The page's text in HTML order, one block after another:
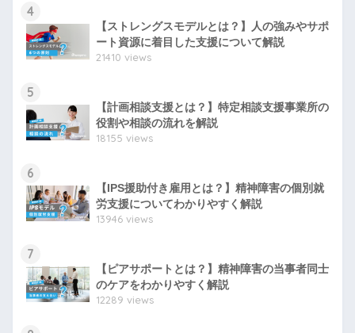
4
【ストレングスモデルとは？】人の強みやサポ
ート資源に着目した支援について解説
21410 views
5
【計画相談支援とは？】特定相談支援事業所の
役割や相談の流れを解説
18155 views
6
【IPS援助付き雇用とは？】精神障害の個別就
労支援についてわかりやすく解説
13946 views
7
【ピアサポートとは？】精神障害の当事者同士
のケアをわかりやすく解説
12289 views